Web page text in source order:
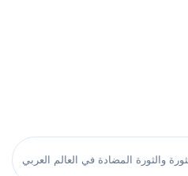
والثورة المضادة في العالم العربي